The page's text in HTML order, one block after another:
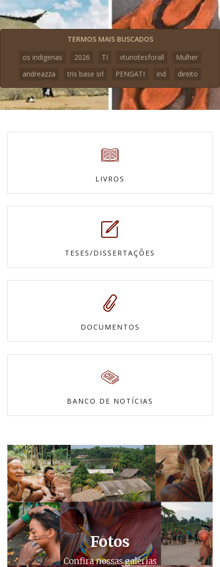
TERMOS MAIS BUSCADOS
os indigenas
2026 TI vtunotesforall
Mulher
andreazza
tris base srl PENGATI ind direito
LIVROS
TESES/DISSERTAÇÕES
DOCUMENTOS
BANCO DE NOTÍCIAS
Fotos
Confira nossas galerias